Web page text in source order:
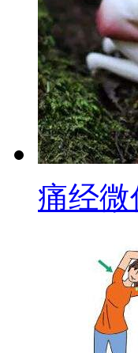
痛经